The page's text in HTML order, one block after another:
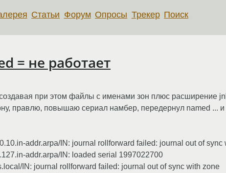
Статьи Форум Опросы Трекер Поиск
= не работает
при этом файлы с именами зон плюс расширение
правлю, повышаю сериал намбер, передернул named ... и
addr.arpa/IN: journal rollforward failed: journal out of sync
addr.arpa/IN: loaded serial 1997022700
IN: journal rollforward failed: journal out of sync with zone